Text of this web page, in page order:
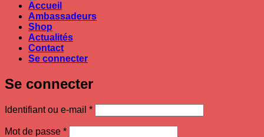
Accueil
Ambassadeurs
Shop
Actualités
Contact
Se connecter
Se connecter
Identifiant ou e-mail *Obligatoire
Mot de passe *Obligatoire